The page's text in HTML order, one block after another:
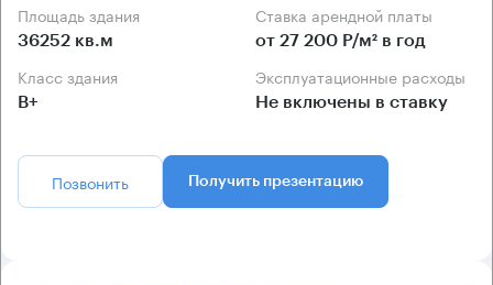
Площадь здания
36252 кв.м
Ставка арендной платы
от 27 200 Р/м² в год
Класс здания
B+
Эксплуатационные расходы
Не включены в ставку
Позвонить Получить презентацию